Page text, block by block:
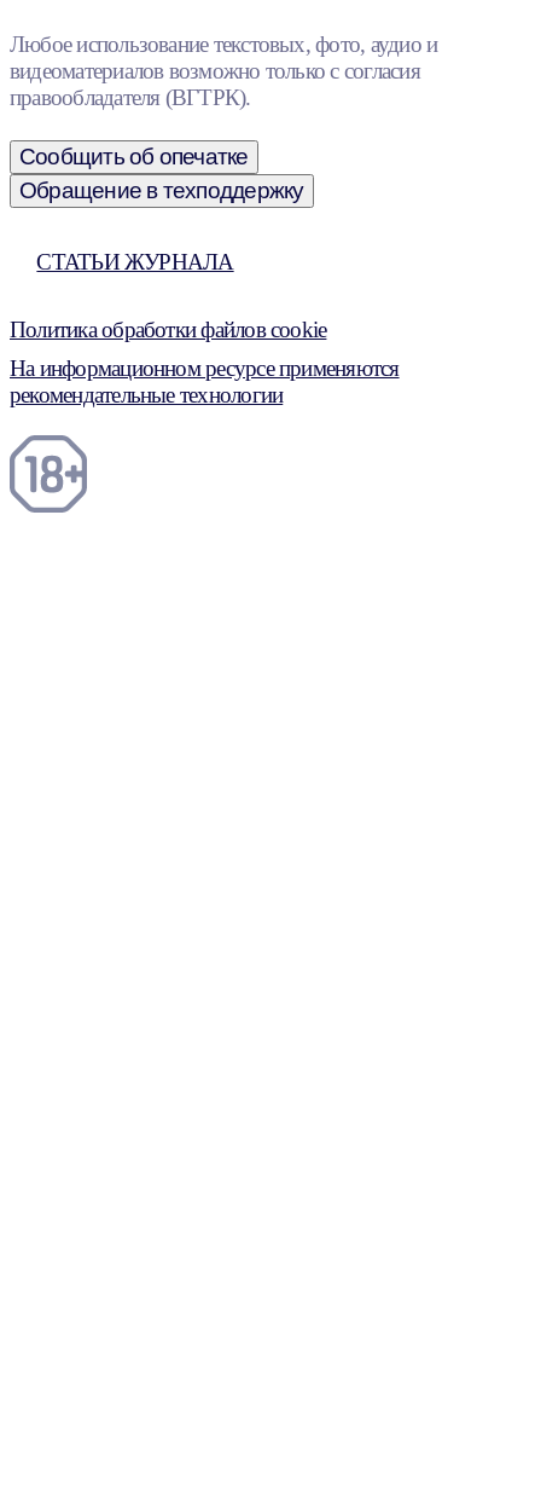
Любое использование текстовых, фото, аудио и
видеоматериалов возможно только с согласия
правообладателя (ВГТРК).
Сообщить об опечатке
Обращение в техподдержку
СТАТЬИ ЖУРНАЛА
Политика обработки файлов cookie
На информационном ресурсе применяются
рекомендательные технологии